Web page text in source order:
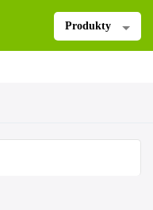
Produkty